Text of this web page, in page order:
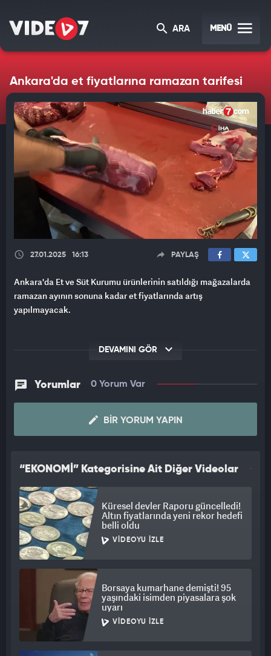
ARA MENÜ
Ankara'da et fiyatlarına ramazan tarifesi
27.01.2025 16:13 PAYLAŞ
Ankara'da Et ve Süt Kurumu ürünlerinin satıldığı mağazalarda
ramazan ayının sonuna kadar et fiyatlarında artış
yapılmayacak.
DEVAMINI GÖR
Yorumlar 0 Yorum Var
BIR YORUM YAPIN
“EKONOMİ” Kategorisine Ait Diğer Videolar
Küresel devler Raporu güncelledi!
Altın fiyatlarında yeni rekor hedefi
belli oldu
VIDEOYU İZLE
Borsaya kumarhane demişti! 95
yaşındaki isimden piyasalara şok
uyarı
VIDEOYU İZLE